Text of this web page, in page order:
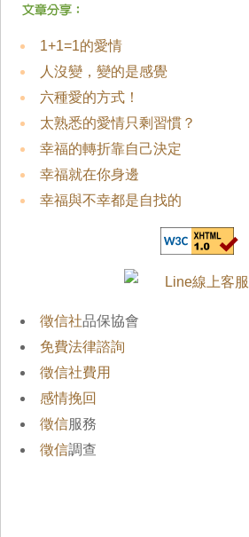
1+1=1的愛情
人沒變，變的是感覺
六種愛的方式！
太熟悉的愛情只剩習慣？
幸福的轉折靠自己決定
幸福就在你身邊
幸福與不幸都是自找的
徵信社品保協會
免費法律諮詢
徵信社費用
感情挽回
徵信服務
徵信調查